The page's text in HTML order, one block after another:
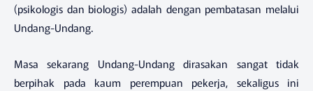
(psikologis dan biologis) adalah dengan pembatasan melalui
Undang-Undang.
Masa sekarang Undang-Undang dirasakan sangat tidak
berpihak pada kaum perempuan pekerja, sekaligus ini